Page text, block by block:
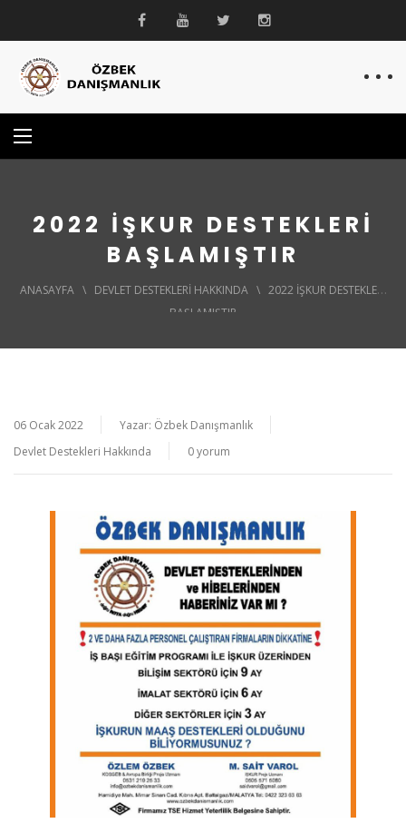
2022 İŞKUR DESTEKLERİ
BAŞLAMIŞTIR
ANASAYFA \ DEVLET DESTEKLERI HAKKINDA \ 2022 İŞKUR DESTEKLERİ
BAŞLAMIŞTIR
06 Ocak 2022 Yazar: Özbek Danışmanlık
Devlet Destekleri Hakkında
0 yorum